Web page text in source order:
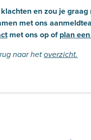
en zou je
met ons
met ons op ofplan
naar het overzicht.